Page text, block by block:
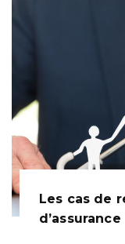
Les cas de